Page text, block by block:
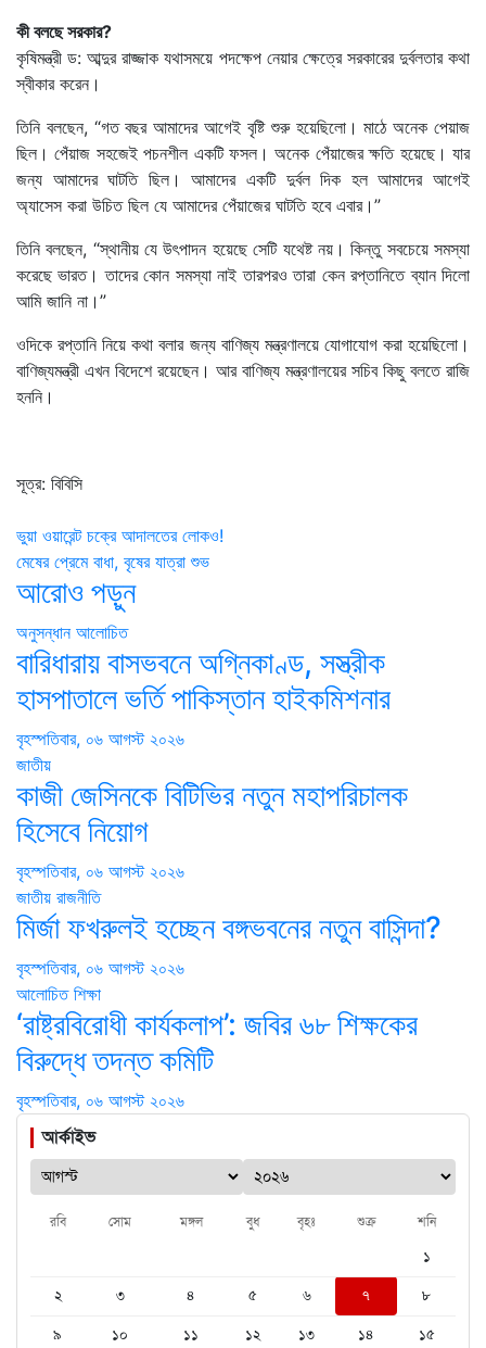
কী বলছে সরকার?
কৃষিমন্ত্রী ড: আব্দুর রাজ্জাক যথাসময়ে পদক্ষেপ নেয়ার ক্ষেত্রে সরকারের দুর্বলতার কথা
স্বীকার করেন।
তিনি বলছেন, “গত বছর আমাদের আগেই বৃষ্টি শুরু হয়েছিলো। মাঠে অনেক পেয়াজ
ছিল। পেঁয়াজ সহজেই পচনশীল একটি ফসল। অনেক পেঁয়াজের ক্ষতি হয়েছে। যার
জন্য আমাদের ঘাটতি ছিল। আমাদের একটি দুর্বল দিক হল আমাদের আগেই
অ্যাসেস করা উচিত ছিল যে আমাদের পেঁয়াজের ঘাটতি হবে এবার।”
তিনি বলছেন, “স্থানীয় যে উৎপাদন হয়েছে সেটি যথেষ্ট নয়। কিন্তু সবচেয়ে সমস্যা
করেছে ভারত। তাদের কোন সমস্যা নাই তারপরও তারা কেন রপ্তানিতে ব্যান দিলো
আমি জানি না।”
ওদিকে রপ্তানি নিয়ে কথা বলার জন্য বাণিজ্য মন্ত্রণালয়ে যোগাযোগ করা হয়েছিলো।
বাণিজ্যমন্ত্রী এখন বিদেশে রয়েছেন। আর বাণিজ্য মন্ত্রণালয়ের সচিব কিছু বলতে রাজি
হননি।
সূত্র: বিবিসি
Post
navigation
ভুয়া ওয়ারেন্ট চক্রে আদালতের লোকও!
মেষের প্রেমে বাধা, বৃষের যাত্রা শুভ
আরোও পড়ুন
অনুসন্ধান আলোচিত
বারিধারায় বাসভবনে অগ্নিকাণ্ড, সস্ত্রীক
হাসপাতালে ভর্তি পাকিস্তান হাইকমিশনার
বৃহস্পতিবার, ০৬ আগস্ট ২০২৬
জাতীয়
কাজী জেসিনকে বিটিভির নতুন মহাপরিচালক
হিসেবে নিয়োগ
বৃহস্পতিবার, ০৬ আগস্ট ২০২৬
জাতীয় রাজনীতি
মির্জা ফখরুলই হচ্ছেন বঙ্গভবনের নতুন বাসিন্দা?
বৃহস্পতিবার, ০৬ আগস্ট ২০২৬
আলোচিত শিক্ষা
‘রাষ্ট্রবিরোধী কার্যকলাপ’: জবির ৬৮ শিক্ষকের
বিরুদ্ধে তদন্ত কমিটি
বৃহস্পতিবার, ০৬ আগস্ট ২০২৬
আর্কাইভ
রবি সোম মঙ্গল বুধ বৃহঃ শুক্র শনি
১
২
৩ ৪ ৫ ৬ ৭
৮
৯
১০ ১১ ১২ ১৩ ১৪ ১৫